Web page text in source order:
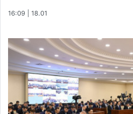
16:09 | 18.01